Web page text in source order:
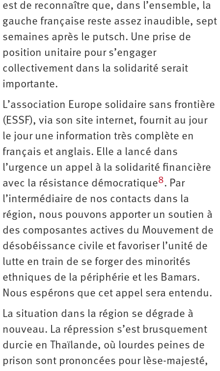
est de reconnaître que, dans l’ensemble, la
gauche française reste assez inaudible, sept
semaines après le putsch. Une prise de
position unitaire pour s’engager
collectivement dans la solidarité serait
importante.
L’association Europe solidaire sans frontière
(ESSF), via son site internet, fournit au jour
le jour une information très complète en
français et anglais. Elle a lancé dans
l’urgence un appel à la solidarité financière
avec la résistance démocratique8. Par
l’intermédiaire de nos contacts dans la
région, nous pouvons apporter un soutien à
des composantes actives du Mouvement de
désobéissance civile et favoriser l’unité de
lutte en train de se forger des minorités
ethniques de la périphérie et les Bamars.
Nous espérons que cet appel sera entendu.
La situation dans la région se dégrade à
nouveau. La répression s’est brusquement
durcie en Thaïlande, où lourdes peines de
prison sont prononcées pour lèse-majesté,